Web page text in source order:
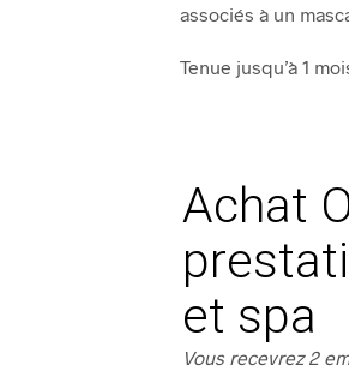
associés à un
Tenue jusqu’à 1
Achat
et spa
Vous recevrez 2